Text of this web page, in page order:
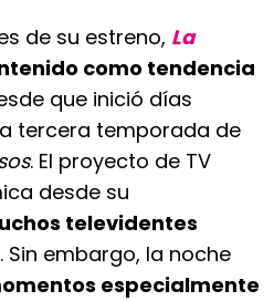
de su estreno, La
como tendencia
que inició días
tercera temporada de
. El proyecto de TV
desde su
televidentes
. Sin embargo, la noche
especialmente